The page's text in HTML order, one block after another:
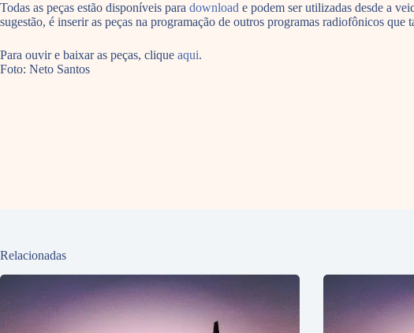
Todas as peças estão disponíveis para download e podem ser utilizadas desde a
sugestão, é inserir as peças na programação de outros programas radiofônicos
Para ouvir e baixar as peças, clique aqui.
Foto: Neto Santos
Relacionadas